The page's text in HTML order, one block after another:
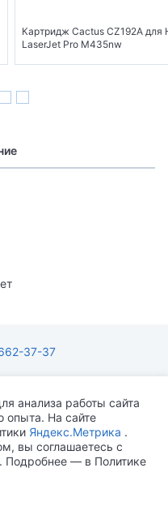
Картридж Cactus CZ192A для
LaserJet Pro M435nw
37-37
СБ-ВС ВЫХОДНОЙ
анализа работы сайта
опыта. На сайте
Яндекс.Метрика .
вы соглашаетесь с
Подробнее — в Политике